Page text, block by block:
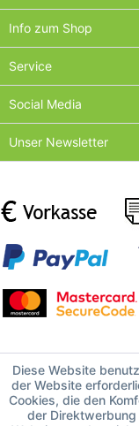
Info zum Shop
Service
Social Media
Unser Newsletter
Diese Website
der Website
Cookies, die den
der